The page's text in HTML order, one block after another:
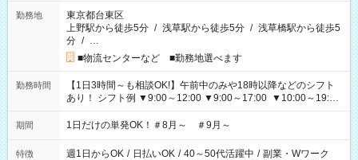
勤務地
東京都台東区
上野駅から徒歩5分 / 浅草駅から徒歩5分 / 浅草橋駅から徒歩5
分 / …
■物流センターなど ■勤務地選べます
勤務時間
【1日3時間～も相談OK!】午前中のみや18時以降などのシフト
あり！ シフト例 ▼9:00～12:00 ▼9:00～17:00 ▼10:00～19:00
▼18:00～21:00
期間 1日だけの単発OK！＃8月～ ＃9月～
特徴 週1日からOK / 日払いOK / 40～50代活躍中 / 副業・Wワーク